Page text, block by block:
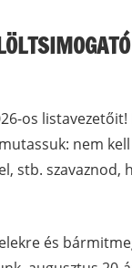
os
nem
stb. szavaznod,
és